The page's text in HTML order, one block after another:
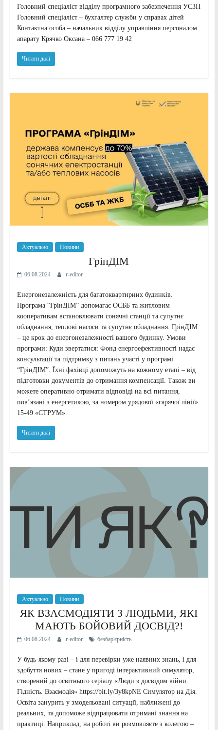
Головний спеціаліст відділу програмного забезпечення УСЗН
Головний спеціаліст – бухгалтер служби у справах дітей
Контактна особа – начальник відділу управління персоналом
апарату Крячко Оксана – 066 777 19 42
Читати далі
Актуально Новини
ГрінДІМ
06.08.2024 r-editor
Енергонезалежність для багатоквартирних будинків.
Програма “ГрінДІМ” допомагає ОСББ та житловим
кооперативам встановлювати сонячні станції та супутнє
обладнання, теплові насоси та супутнє обладнання. ГрінДІМ
– це крок до енергонезалежності вашого будинку. Умови
програми: Куди звертатися: Фонд енергоефективності надає
консультації та підтримку з питань участі у програмі
“ГрінДІМ”. Їхні фахівці допоможуть на кожному етапі – від
підготовки документів до отримання компенсації. Також ви
можете оперативно отримати відповіді на всі питання,
пов’язані з енергетикою, за номером урядової «гарячої лінії»
15-49 «СТРУМ».
Читати далі
Актуально Новини
ЯК ВЗАЄМОДІЯТИ З ЛЮДЬМИ, ЯКІ
МАЮТЬ БОЙОВИЙ ДОСВІД?!
06.08.2024 r-editor безбар'єрність
У будь-якому разі – і для перевірки уже наявних знань, і для
здобуття нових – стане у пригоді інтерактивний симулятор,
створений до освітнього серіалу «Люди з досвідом війни.
Гідність. Взаємодія» https://bit.ly/3y8kpNE Симулятор на Дія.
Освіта занурить у змодельовані ситуації, наближені до
реальних, та допоможе відпрацювати отримані знання на
практиці. Наприклад, на роботі ви розмовляєте з колегою –